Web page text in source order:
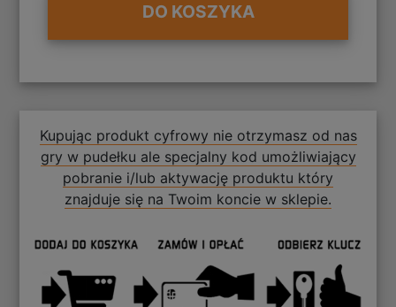
DO KOSZYKA
Kupując produkt cyfrowy nie otrzymasz od nas
gry w pudełku ale specjalny kod umożliwiający
pobranie i/lub aktywację produktu który
znajduje się na Twoim koncie w sklepie.